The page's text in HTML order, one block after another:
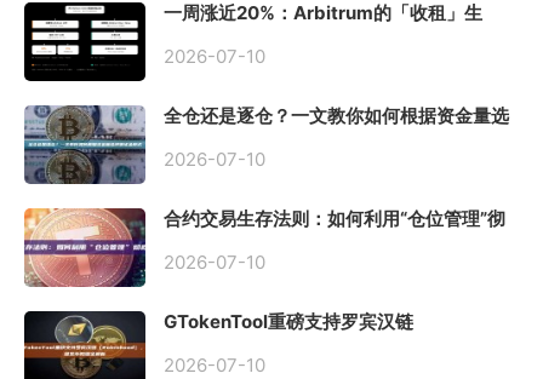
一周涨近20%：Arbitrum的「收租」生
2026-07-10
全仓还是逐仓？一文教你如何根据资金量选
2026-07-10
合约交易生存法则：如何利用“仓位管理”彻
2026-07-10
GTokenTool重磅支持罗宾汉链
2026-07-10